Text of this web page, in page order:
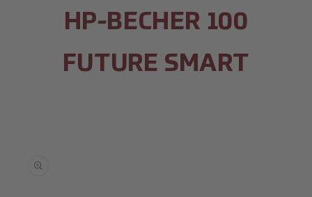
HP-BECHER 100
FUTURE SMART